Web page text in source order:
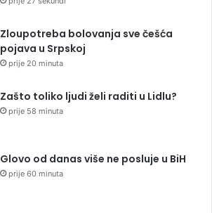
Zloupotreba bolovanja sve češća
pojava u Srpskoj
prije 20 minuta
Zašto toliko ljudi želi raditi u Lidlu?
prije 58 minuta
Glovo od danas više ne posluje u BiH
prije 60 minuta